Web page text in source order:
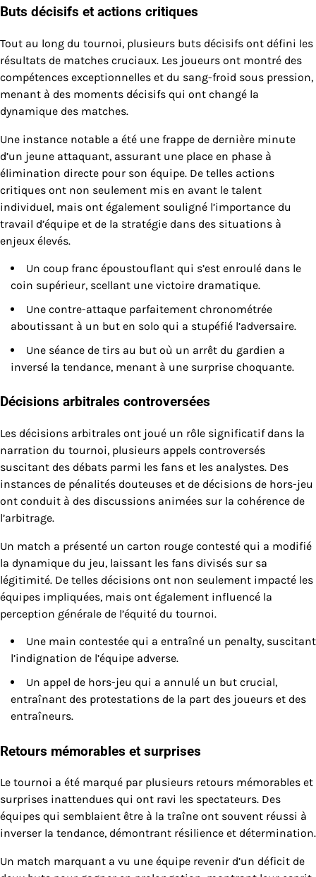
Buts décisifs et actions critiques
Tout au long du tournoi, plusieurs buts décisifs ont défini les
résultats de matches cruciaux. Les joueurs ont montré des
compétences exceptionnelles et du sang-froid sous pression,
menant à des moments décisifs qui ont changé la
dynamique des matches.
Une instance notable a été une frappe de dernière minute
d’un jeune attaquant, assurant une place en phase à
élimination directe pour son équipe. De telles actions
critiques ont non seulement mis en avant le talent
individuel, mais ont également souligné l’importance du
travail d’équipe et de la stratégie dans des situations à
enjeux élevés.
Un coup franc époustouflant qui s’est enroulé dans le
coin supérieur, scellant une victoire dramatique.
Une contre-attaque parfaitement chronométrée
aboutissant à un but en solo qui a stupéfié l’adversaire.
Une séance de tirs au but où un arrêt du gardien a
inversé la tendance, menant à une surprise choquante.
Décisions arbitrales controversées
Les décisions arbitrales ont joué un rôle significatif dans la
narration du tournoi, plusieurs appels controversés
suscitant des débats parmi les fans et les analystes. Des
instances de pénalités douteuses et de décisions de hors-jeu
ont conduit à des discussions animées sur la cohérence de
l’arbitrage.
Un match a présenté un carton rouge contesté qui a modifié
la dynamique du jeu, laissant les fans divisés sur sa
légitimité. De telles décisions ont non seulement impacté les
équipes impliquées, mais ont également influencé la
perception générale de l’équité du tournoi.
Une main contestée qui a entraîné un penalty, suscitant
l’indignation de l’équipe adverse.
Un appel de hors-jeu qui a annulé un but crucial,
entraînant des protestations de la part des joueurs et des
entraîneurs.
Retours mémorables et surprises
Le tournoi a été marqué par plusieurs retours mémorables et
surprises inattendues qui ont ravi les spectateurs. Des
équipes qui semblaient être à la traîne ont souvent réussi à
inverser la tendance, démontrant résilience et détermination.
Un match marquant a vu une équipe revenir d’un déficit de